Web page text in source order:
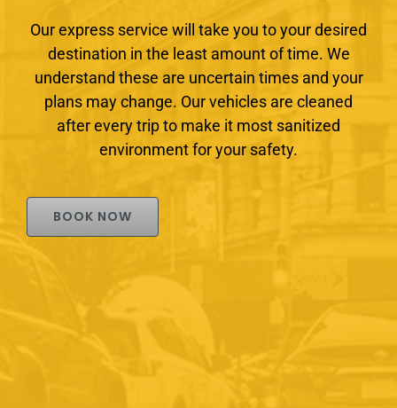
Our express service will take you to your desired
destination in the least amount of time. We
understand these are uncertain times and your
plans may change. Our vehicles are cleaned
after every trip to make it most sanitized
environment for your safety.
BOOK NOW